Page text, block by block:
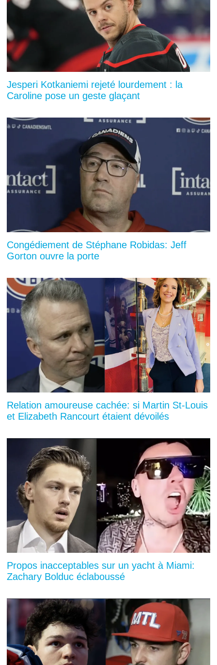
Jesperi Kotkaniemi rejeté lourdement : la
Caroline pose un geste glaçant
Congédiement de Stéphane Robidas: Jeff
Gorton ouvre la porte
Relation amoureuse cachée: si Martin St-Louis
et Elizabeth Rancourt étaient dévoilés
Propos inacceptables sur un yacht à Miami:
Zachary Bolduc éclaboussé